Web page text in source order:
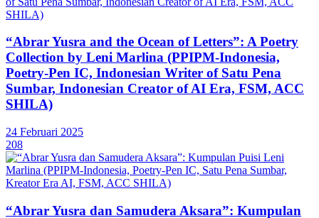
“Abrar Yusra and the Ocean of Letters”: A Poetry
Collection by Leni Marlina (PPIPM-Indonesia,
Poetry-Pen IC, Indonesian Writer of Satu Pena
Sumbar, Indonesian Creator of AI Era, FSM, ACC
SHILA)
24 Februari 2025
208
“Abrar Yusra dan Samudera Aksara”: Kumpulan